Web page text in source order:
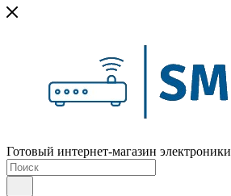
Готовый интернет-магазин электроники